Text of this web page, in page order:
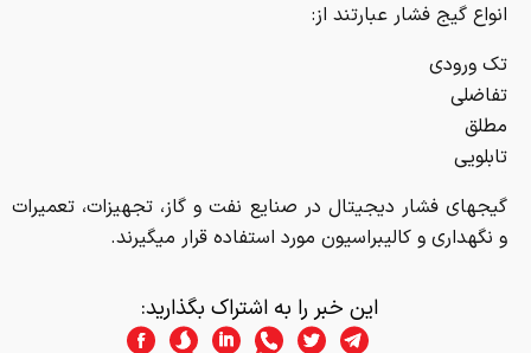
انواع گیج فشار عبارتند از:
تک ورودی
تفاضلی
مطلق
تابلویی
گیج­های فشار دیجیتال در صنایع نفت و گاز، تجهیزات، تعمیرات
و نگهداری و کالیبراسیون مورد استفاده قرار می­گیرند.
این خبر را به اشتراک بگذارید: